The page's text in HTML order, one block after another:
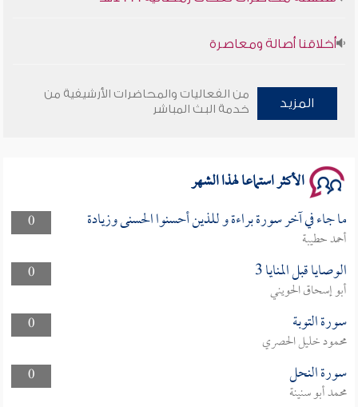
سلسلة محاضرات نفحات رمضانية 1444هـ
المزيد
من الفعاليات والمحاضرات الأرشيفية من
خدمة البث المباشر
الأكثر استماعا لهذا الشهر
0 ما جاء في آخر سورة براءة و للذين أحسنوا الحسنى وزيادة
أحمد حطيبة
0
الوصايا قبل المنايا 3
أبو إسحاق الحويني
0
سورة التوبة
محمود خليل الحصري
0
سورة النحل
محمد أبو سنينة